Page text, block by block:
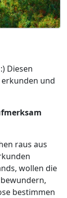
Diesen
und
raus aus
wollen die
bestimmen